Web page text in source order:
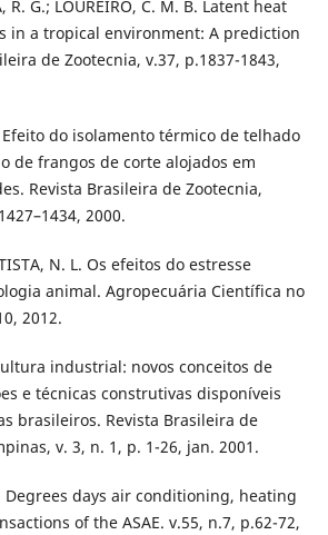
R. G.; LOUREIRO, C. M. B. Latent heat
in a tropical environment: A prediction
de Zootecnia, v.37, p.1837-1843,
Efeito do isolamento térmico de telhado
de frangos de corte alojados em
Revista Brasileira de Zootecnia,
2000.
N. L. Os efeitos do estresse
animal. Agropecuária Científica no
2012.
industrial: novos conceitos de
e técnicas construtivas disponíveis
brasileiros. Revista Brasileira de
v. 3, n. 1, p. 1-26, jan. 2001.
Degrees days air conditioning, heating
of the ASAE. v.55, n.7, p.62-72,